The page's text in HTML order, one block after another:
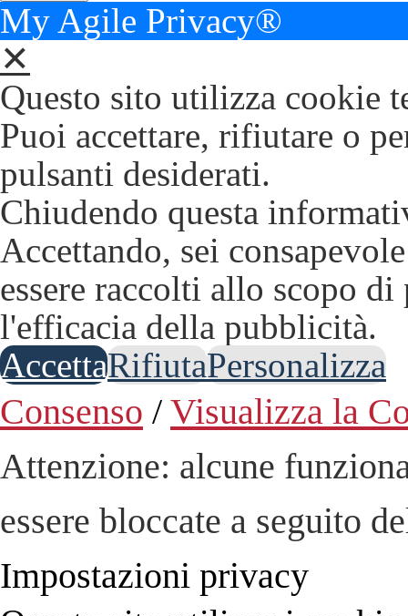
My Agile Privacy®
✕
Questo sito utilizza cookie
Puoi accettare, rifiutare o
pulsanti desiderati.
Chiudendo questa
Accettando, sei
essere raccolti allo scopo di
l'efficacia della pubblicità.
AccettaRifiutaPersonalizza
Consenso / Visualizza la
Attenzione: alcune
essere bloccate a seguito
Impostazioni privacy